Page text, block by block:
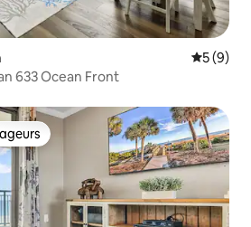
Note
5 (9)
633 Ocean Front
parmi les plus aimés